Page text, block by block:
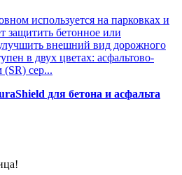
используется на парковках и
защитить бетонное или
внешний вид дорожного
в двух цветах: асфальтово-
сер...
для бетона и асфальта